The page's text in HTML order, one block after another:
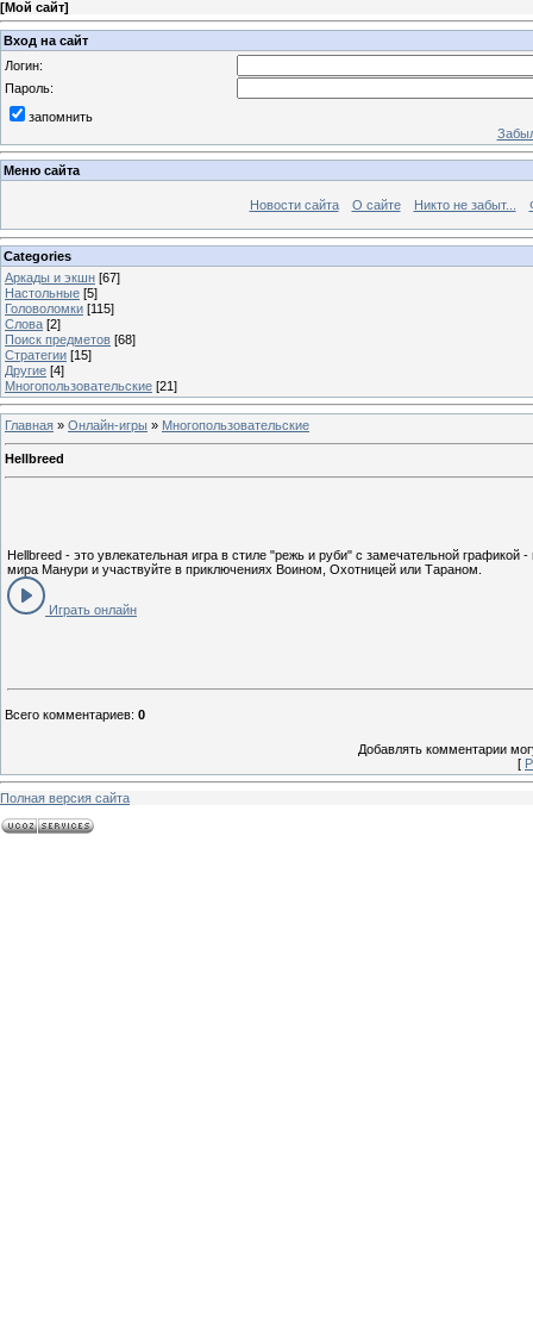
[Мой сайт]
Вход на сайт
Логин:
Пароль:
запомнить
Меню сайта
Новости сайта О сайте Никто не забыт...
Categories
Аркады и экшн [67]
Настольные [5]
Головоломки [115]
Слова [2]
Поиск предметов [68]
Стратегии [15]
Другие [4]
Многопользовательские [21]
Главная » Онлайн-игры » Многопользовательские
Hellbreed
Hellbreed - это увлекательная игра в стиле "режь и руби" с замечательной
мира Манури и участвуйте в приключениях Воином, Охотницей или Тараном.
Играть онлайн
Всего комментариев: 0
Добавлять комментарии
[
Полная версия сайта